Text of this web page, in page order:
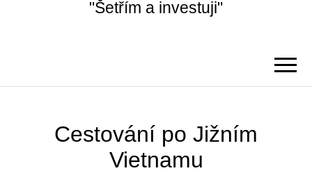
"Šetřím a investuji"
Cestování po Jižním
Vietnamu